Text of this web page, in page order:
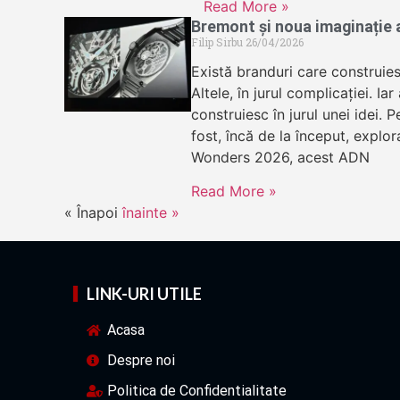
Read More »
Bremont și noua imaginație
Filip Sirbu 26/04/2026
Există branduri care
Altele, în jurul complicației.
construiesc în jurul unei idei.
fost, încă de la început,
Wonders 2026, acest ADN
Read More »
« Înapoi înainte »
LINK-URI UTILE
Acasa
Despre noi
Politica de Confidentialitate